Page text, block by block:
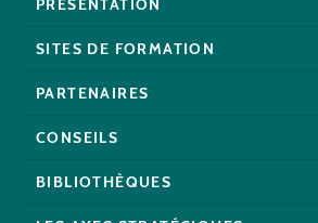
PRÉSENTATION
SITES DE FORMATION
PARTENAIRES
CONSEILS
BIBLIOTHÈQUES